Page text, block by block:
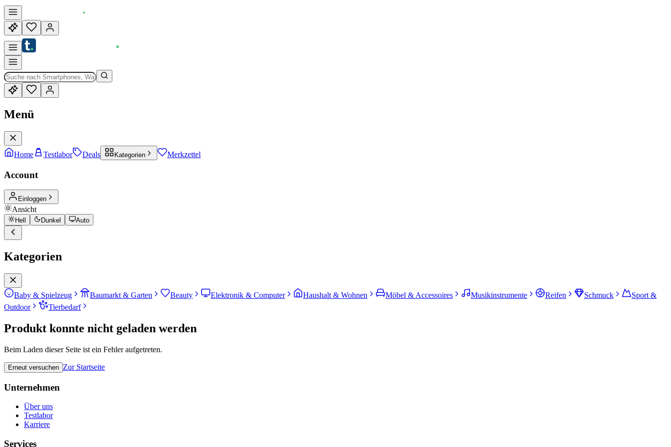
Menü
Home Testlabor Deals Kategorien Merkzettel
Account
Einloggen
Ansicht
Hell Dunkel Auto
Kategorien
Baby & Spielzeug Baumarkt & Garten Beauty Elektronik & Computer Haushalt & Wohnen Möbel & Accessoires Musikinstrumente Reifen Schmuck
Sport &
Outdoor
Tierbedarf
Produkt konnte nicht geladen werden
Beim Laden dieser Seite ist ein Fehler aufgetreten.
Erneut versuchen Zur Startseite
Unternehmen
Über uns
Testlabor
Karriere
Services